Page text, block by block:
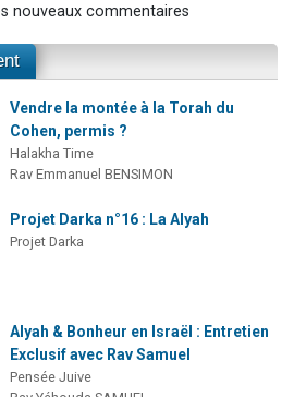
nouveaux commentaires
Vendre la montée à la Torah du
Cohen, permis ?
Halakha Time
Rav Emmanuel BENSIMON
Projet Darka n°16 : La Alyah
Projet Darka
Alyah & Bonheur en Israël : Entretien
Exclusif avec Rav Samuel
Pensée Juive